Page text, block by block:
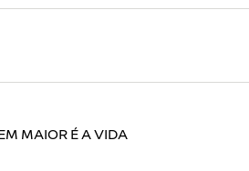
MAIOR É A VIDA